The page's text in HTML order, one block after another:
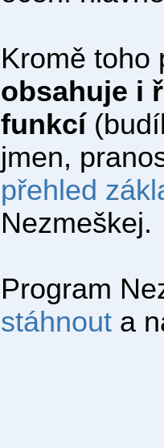
Kromě toho
obsahuje i
funkcí
jmen,
přehled
Nezmeškej.
Program
stáhnout a